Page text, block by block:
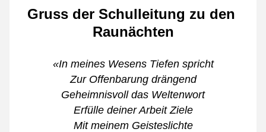
Gruss der Schulleitung zu den
Raunächten
«In meines Wesens Tiefen spricht
Zur Offenbarung drängend
Geheimnisvoll das Weltenwort
Erfülle deiner Arbeit Ziele
Mit meinem Geisteslichte